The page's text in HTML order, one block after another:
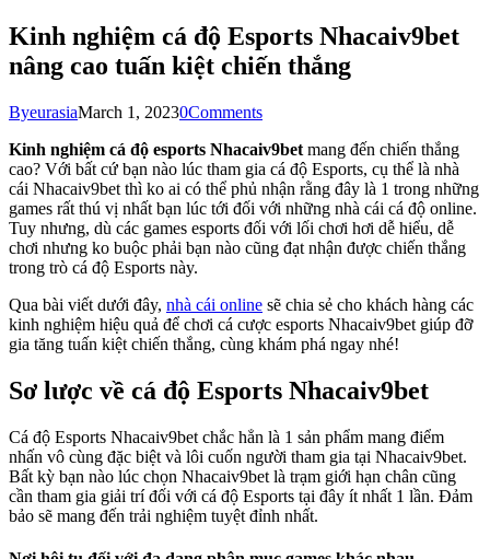
Kinh nghiệm cá độ Esports Nhacaiv9bet
nâng cao tuấn kiệt chiến thắng
ByeurasiaMarch 1, 20230Comments
Kinh nghiệm cá độ esports Nhacaiv9bet mang đến chiến thắng
cao? Với bất cứ bạn nào lúc tham gia cá độ Esports, cụ thể là nhà
cái Nhacaiv9bet thì ko ai có thể phủ nhận rằng đây là 1 trong những
games rất thú vị nhất bạn lúc tới đối với những nhà cái cá độ online.
Tuy nhưng, dù các games esports đối với lối chơi hơi dễ hiểu, dễ
chơi nhưng ko buộc phải bạn nào cũng đạt nhận được chiến thắng
trong trò cá độ Esports này.
Qua bài viết dưới đây, nhà cái online sẽ chia sẻ cho khách hàng các
kinh nghiệm hiệu quả để chơi cá cược esports Nhacaiv9bet giúp đỡ
gia tăng tuấn kiệt chiến thắng, cùng khám phá ngay nhé!
Sơ lược về cá độ Esports Nhacaiv9bet
Cá độ Esports Nhacaiv9bet chắc hẳn là 1 sản phẩm mang điểm
nhấn vô cùng đặc biệt và lôi cuốn người tham gia tại Nhacaiv9bet.
Bất kỳ bạn nào lúc chọn Nhacaiv9bet là trạm giới hạn chân cũng
cần tham gia giải trí đối với cá độ Esports tại đây ít nhất 1 lần. Đảm
bảo sẽ mang đến trải nghiệm tuyệt đỉnh nhất.